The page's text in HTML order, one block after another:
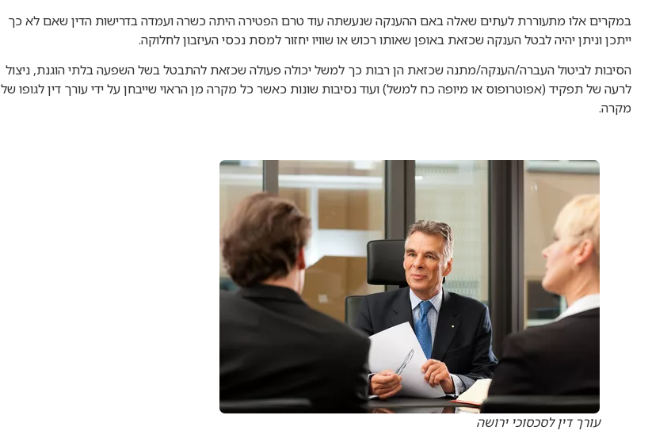
במקרים אלו מתעוררת לעתים שאלה באם ההענקה שנעשתה עוד טרם הפטירה היתה כשרה ועמדה בדרישות הדין שאם לא כך
ייתכן וניתן יהיה לבטל הענקה שכזאת באופן שאותו רכוש או שוויו יחזור למסת נכסי העיזבון לחלוקה.
הסיבות לביטול העברה/הענקה/מתנה שכזאת הן רבות כך למשל יכולה פעולה שכזאת להתבטל בשל השפעה בלתי הוגנת, ניצול
לרעה של תפקיד (אפוטרופוס או מיופה כח למשל) ועוד נסיבות שונות כאשר כל מקרה מן הראוי שייבחן על ידי עורך דין לגופו של
מקרה.
עורך דין לסכסוכי ירושה